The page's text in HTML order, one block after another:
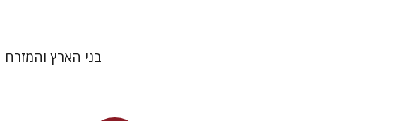
בני הארץ והמזרח